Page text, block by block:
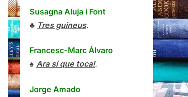
Susagna Aluja i Font
♣ Tres guineus.
Francesc-Marc Álvaro
♠ Ara sí que toca!.
Jorge Amado